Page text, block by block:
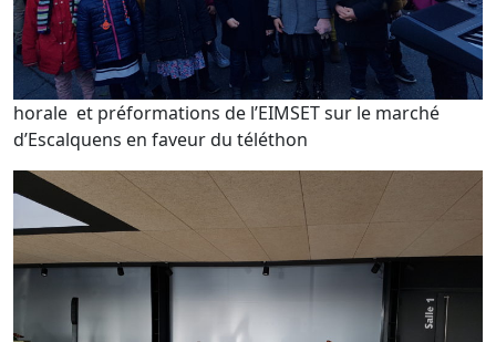
horale et préformations de l’EIMSET sur le marché
d’Escalquens en faveur du téléthon